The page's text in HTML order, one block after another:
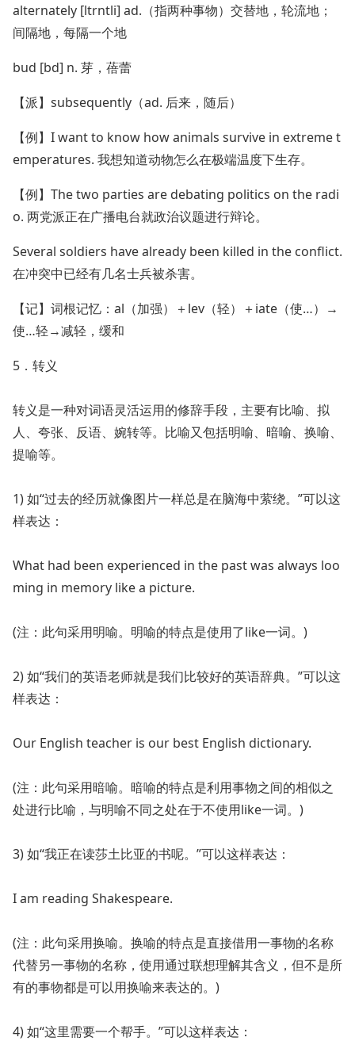
alternately [ltrntli] ad.（指两种事物）交替地，轮流地；
间隔地，每隔一个地
bud [bd] n. 芽，蓓蕾
【派】subsequently（ad. 后来，随后）
【例】I want to know how animals survive in extreme t
emperatures. 我想知道动物怎么在极端温度下生存。
【例】The two parties are debating politics on the radi
o. 两党派正在广播电台就政治议题进行辩论。
Several soldiers have already been killed in the conflict.
在冲突中已经有几名士兵被杀害。
【记】词根记忆：al（加强）＋lev（轻）＋iate（使…）→
使…轻→减轻，缓和
5．转义
转义是一种对词语灵活运用的修辞手段，主要有比喻、拟
人、夸张、反语、婉转等。比喻又包括明喻、暗喻、换喻、
提喻等。
1) 如“过去的经历就像图片一样总是在脑海中萦绕。”可以这
样表达：
What had been experienced in the past was always loo
ming in memory like a picture.
(注：此句采用明喻。明喻的特点是使用了like一词。)
2) 如“我们的英语老师就是我们比较好的英语辞典。”可以这
样表达：
Our English teacher is our best English dictionary.
(注：此句采用暗喻。暗喻的特点是利用事物之间的相似之
处进行比喻，与明喻不同之处在于不使用like一词。)
3) 如“我正在读莎土比亚的书呢。”可以这样表达：
I am reading Shakespeare.
(注：此句采用换喻。换喻的特点是直接借用一事物的名称
代替另一事物的名称，使用通过联想理解其含义，但不是所
有的事物都是可以用换喻来表达的。)
4) 如“这里需要一个帮手。”可以这样表达：